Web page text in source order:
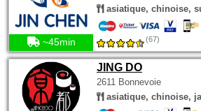
asiatique, chinoise,
~45min (67)
JING DO
2611 Bonnevoie
asiatique, chinoise,